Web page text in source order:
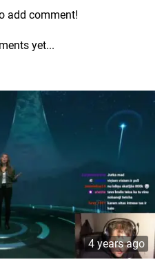
add comment!
yet...
4 years ago